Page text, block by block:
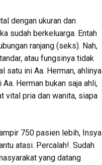
dengan ukuran dan
sudah berkeluarga. Entah
ranjang (seks). Nah,
atau fungsinya tidak
satu ini Aa. Herman, ahlinya
Herman bukan saja ahli,
vital pria dan wanita, siapa
750 pasien lebih, Insya
atasi. Percalah!. Sudah
yang datang